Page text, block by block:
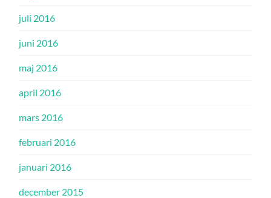
juli 2016
juni 2016
maj 2016
april 2016
mars 2016
februari 2016
januari 2016
december 2015